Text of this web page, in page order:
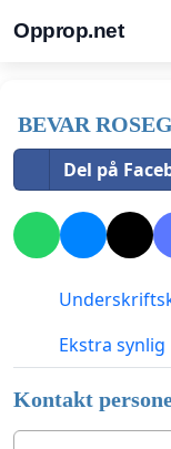
Opprop.net
BEVAR
Del på
Ekstra synlig
Kontakt